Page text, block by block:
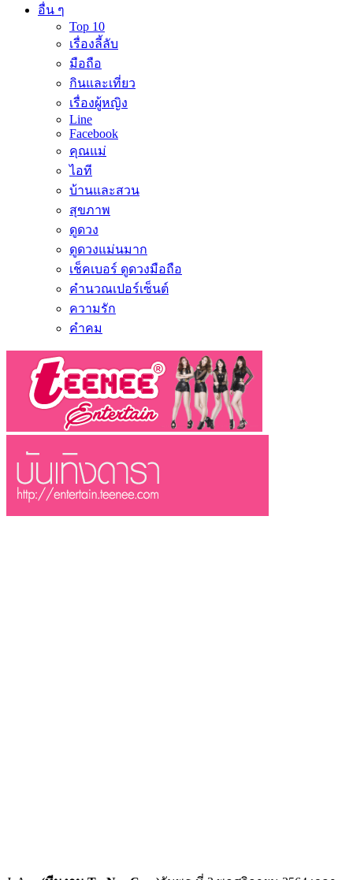
อื่น ๆ
Top 10
เรื่องลี้ลับ
มือถือ
กินและเที่ยว
เรื่องผู้หญิง
Line
Facebook
คุณแม่
ไอที
บ้านและสวน
สุขภาพ
ดูดวง
ดูดวงแม่นมาก
เช็คเบอร์ ดูดวงมือถือ
คำนวณเปอร์เซ็นต์
ความรัก
คำคม